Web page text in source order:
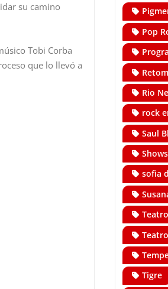
su camino
Tobi Corba
que lo llevó a
Pop
Rio
rock
Saul
Shows
sofia
Tigre